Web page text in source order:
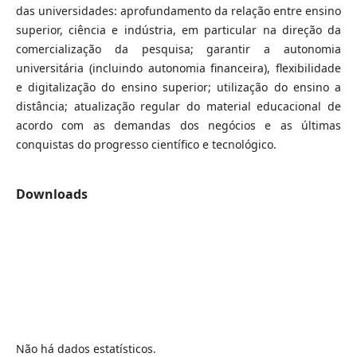
das universidades: aprofundamento da relação entre ensino
superior, ciência e indústria, em particular na direção da
comercialização da pesquisa; garantir a autonomia
universitária (incluindo autonomia financeira), flexibilidade
e digitalização do ensino superior; utilização do ensino a
distância; atualização regular do material educacional de
acordo com as demandas dos negócios e as últimas
conquistas do progresso científico e tecnológico.
Downloads
Não há dados estatísticos.